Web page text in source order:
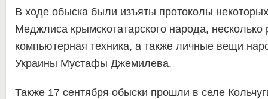
В ходе обыска были изъяты протоколы
Меджлиса крымскотатарского народа, несколько
компьютерная техника, а также личные вещи
Украины Мустафы Джемилева.
Также 17 сентября обыски прошли в селе